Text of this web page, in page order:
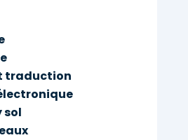
traduction
sol